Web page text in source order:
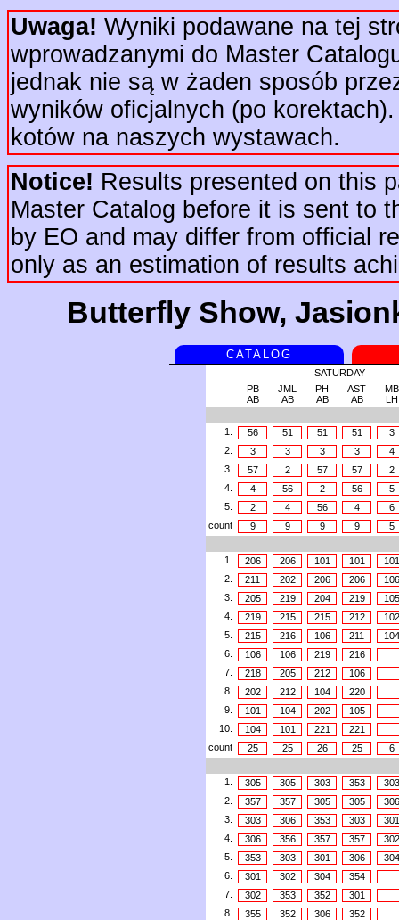
Uwaga! Wyniki podawane na tej
wprowadzanymi do Master
jednak nie są w żaden sposób
wyników oficjalnych (po
kotów na naszych wystawach.
Notice! Results presented on this
Master Catalog before it is sent to
by EO and may differ from official
only as an estimation of results
Butterfly Show,
CATALOG
SATURDAY
PB
AB
JML
AB
PH
AB
AST
AB
MB
LH
1. 56 51 51 51
3
2.
3 3 3 3
4
3.
57 2 57 57
2
4.
4 56 2 56
5
5.
2 4 56 4
6
count
9 9 9 9 5
1. 206 206 101 101
101
2.
211 202 206 206
106
3.
205 219 204 219
105
4.
219 215 215 212
102
5.
215 216 106 211
104
6.
106 106 219
216
7.
218 205 212
106
8.
202 212 104
220
9.
101 104 202
105
10.
104 101 221
221
count
25 25 26 25 6
1. 305 305 303 353
303
2.
357 357 305 305
306
3.
303 306 353 303
301
4.
306 356 357 357
302
5.
353 303 301 306
304
6.
301 302 304
354
7.
302 353 352
301
8.
355 352 306
352